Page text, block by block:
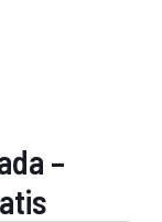
–